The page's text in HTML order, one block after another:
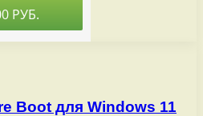
Boot для Windows 11